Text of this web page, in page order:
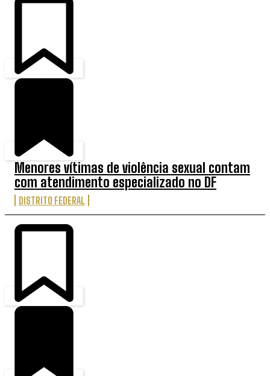
Menores vítimas de violência sexual contam
com atendimento especializado no DF
DISTRITO FEDERAL